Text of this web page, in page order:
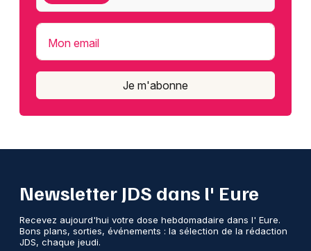
Mon email
Je m'abonne
Newsletter JDS dans l' Eure
Recevez aujourd'hui votre dose hebdomadaire dans l' Eure.
Bons plans, sorties, événements : la sélection de la rédaction
JDS, chaque jeudi.